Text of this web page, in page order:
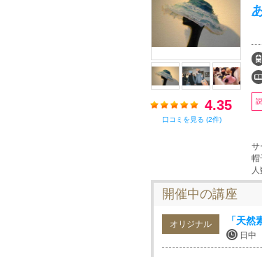
4.35
口コミを見る (2件)
サ
帽
開催中の講座
オリジナル 「天
日中